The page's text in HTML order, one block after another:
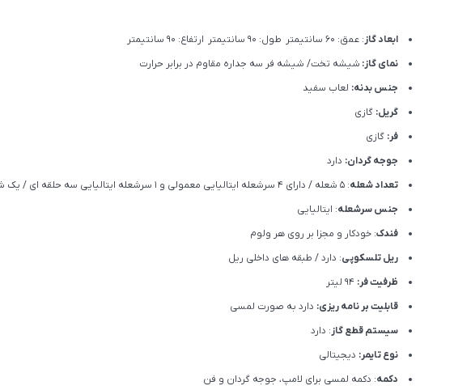
ابعاد گاز: عمق: 60 سانتیمتر طول: 90 سانتیمتر ارتفاع: 90 سانتیمتر
نمای گاز: شیشه تخت/ شیشه فر سه جداره مقاوم در برابر حرارت
جنس بدنه: لعاب سفید
گریل: گازی
فر: گازی
جوجه گردان: دارد
تعداد شعله: 5 شعله / دارای 4 سرشعله ایتالیایی معمولی و 1 سرشعله ایتالیایی سه حلقه ای / یک شعله زمان دار
جنس سرشعله: ایتالیایی
فندک: خودکار و مجزا بر روی هر ولوم
ریل تلسکوپی: دارد / طبقه های داخلی ریل
ظرفیت فر:
قابلیت بر نامه ریزی: دارد به صورت لمسی
سیستم قطع گاز: دارد
نوع تایمر: دیجیتالی
دکمه: دکمه لمسی برای لامپ، جوجه گردان و فن